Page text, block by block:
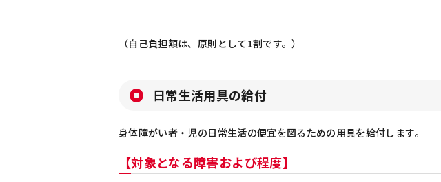
（自己負担額は、原則として1割です。）
日常生活用具の給付
身体障がい者・児の日常生活の便宜を図るための用具を給付します。
【対象となる障害および程度】